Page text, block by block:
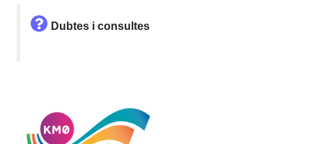
Dubtes i consultes